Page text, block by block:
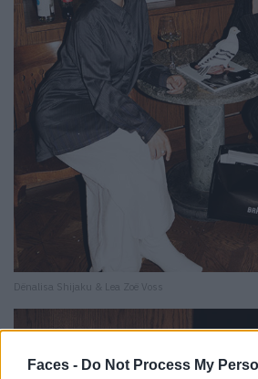
Faces - Do Not Process My
Dënalisa Shijaku & Lea Zoë Voss